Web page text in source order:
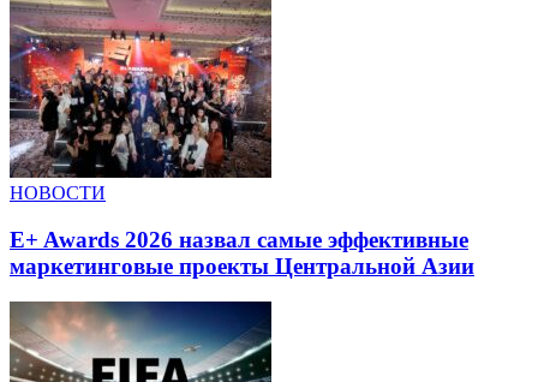
НОВОСТИ
E+ Awards 2026 назвал самые эффективные
маркетинговые проекты Центральной Азии